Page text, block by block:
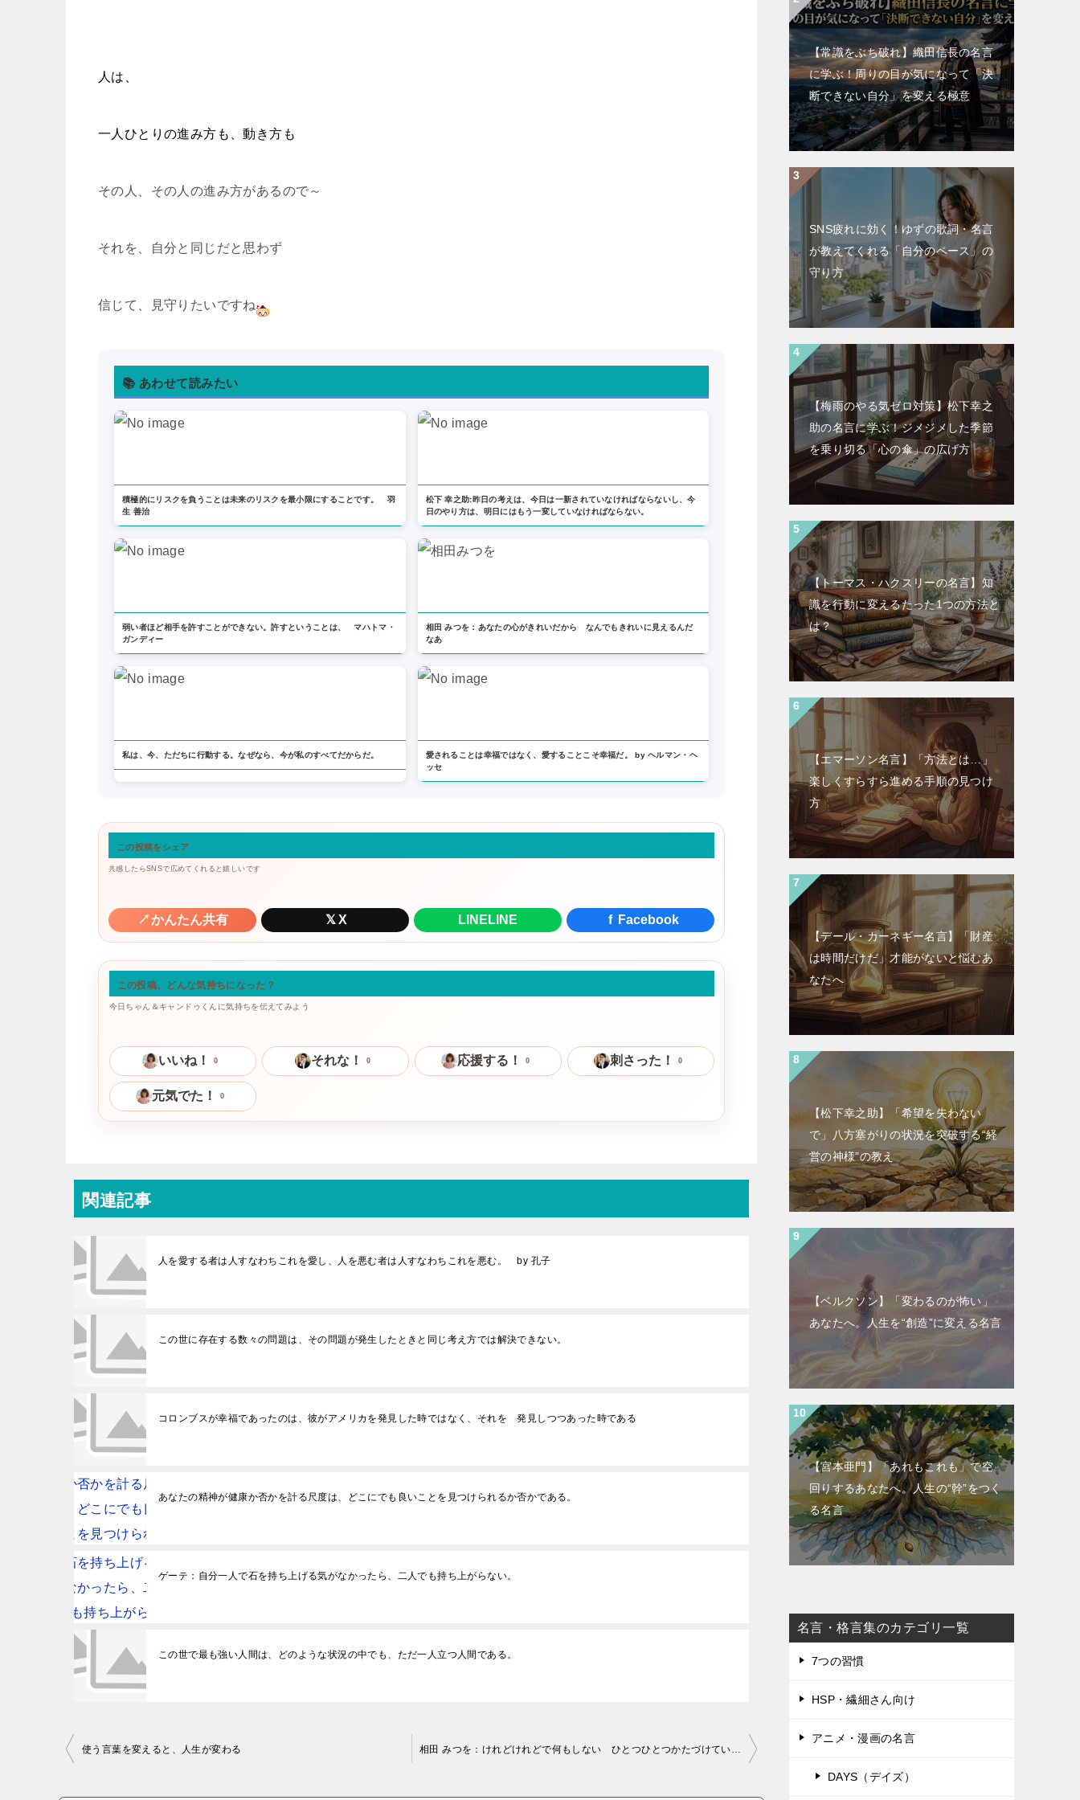
人は、
一人ひとりの進み方も、動き方も
その人、その人の進み方があるので～
それを、自分と同じだと思わず
信じて、見守りたいですね
📚 あわせて読みたい
積極的にリスクを負うことは未来のリスクを最小限にすることです。 羽
生 善治
松下 幸之助:昨日の考えは、今日は一新されていなければならないし、今
日のやり方は、明日にはもう一変していなければならない。
弱い者ほど相手を許すことができない。許すということは、 マハトマ・
ガンディー
相田 みつを：あなたの心がきれいだから なんでもきれいに見えるんだ
なあ
私は、今、ただちに行動する。なぜなら、今が私のすべてだからだ。
愛されることは幸福ではなく、愛することこそ幸福だ。 by ヘルマン・ヘ
ッセ
この投稿をシェア
共感したらSNSで広めてくれると嬉しいです
↗ かんたん共有 𝕏 X LINE LINE f Facebook
この投稿、どんな気持ちになった？
今日ちゃん＆キャンドゥくんに気持ちを伝えてみよう
いいね！ 0 それな！ 0 応援する！ 0 刺さった！ 0
元気でた！ 0
関連記事
人を愛する者は人すなわちこれを愛し、人を悪む者は人すなわちこれを悪む。 by 孔子
この世に存在する数々の問題は、その問題が発生したときと同じ考え方では解決できない。
コロンブスが幸福であったのは、彼がアメリカを発見した時ではなく、それを 発見しつつあった時である
あなたの精神が健康か否かを計る尺度は、どこにでも良いことを見つけられるか否かである。
ゲーテ：自分一人で石を持ち上げる気がなかったら、二人でも持ち上がらない。
この世で最も強い人間は、どのような状況の中でも、ただ一人立つ人間である。
投稿ナビゲーション
使う言葉を変えると、人生が変わる 相田 みつを：けれどけれどで何もしない ひとつひとつかたづけていくんだよ
【常識をぶち破れ】織田信長の名言
に学ぶ！周りの目が気になって「決
断できない自分」を変える極意
SNS疲れに効く！ゆずの歌詞・名言
が教えてくれる「自分のペース」の
守り方
【梅雨のやる気ゼロ対策】松下幸之
助の名言に学ぶ！ジメジメした季節
を乗り切る「心の傘」の広げ方
【トーマス・ハクスリーの名言】知
識を行動に変えるたった1つの方法と
は？
【エマーソン名言】「方法とは…」
楽しくすらすら進める手順の見つけ
方
【デール・カーネギー名言】「財産
は時間だけだ」才能がないと悩むあ
なたへ
【松下幸之助】「希望を失わない
で」八方塞がりの状況を突破する“経
営の神様”の教え
【ベルクソン】「変わるのが怖い」
あなたへ。人生を“創造”に変える名言
【宮本亜門】「あれもこれも」で空
回りするあなたへ。人生の“幹”をつく
る名言
名言・格言集のカテゴリ一覧
7つの習慣
HSP・繊細さん向け
アニメ・漫画の名言
DAYS（デイズ）